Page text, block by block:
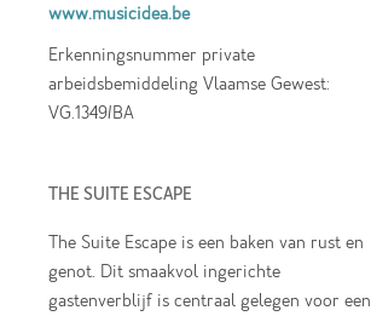
www.musicidea.be
Erkenningsnummer private
arbeidsbemiddeling Vlaamse Gewest:
VG.1349/BA
THE SUITE ESCAPE
The Suite Escape is een baken van rust en
genot. Dit smaakvol ingerichte
gastenverblijf is centraal gelegen voor een